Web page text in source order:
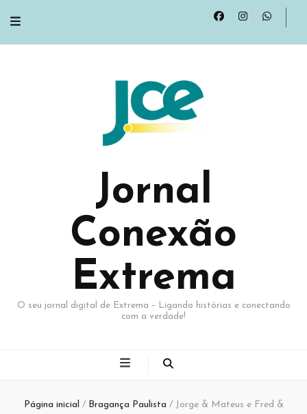
Jornal
Conexão
Extrema
O seu jornal digital de Extrema – Ligando histórias e conectando
com a verdade!
Página inicial / Bragança Paulista /
Jorge & Mateus e Fred &